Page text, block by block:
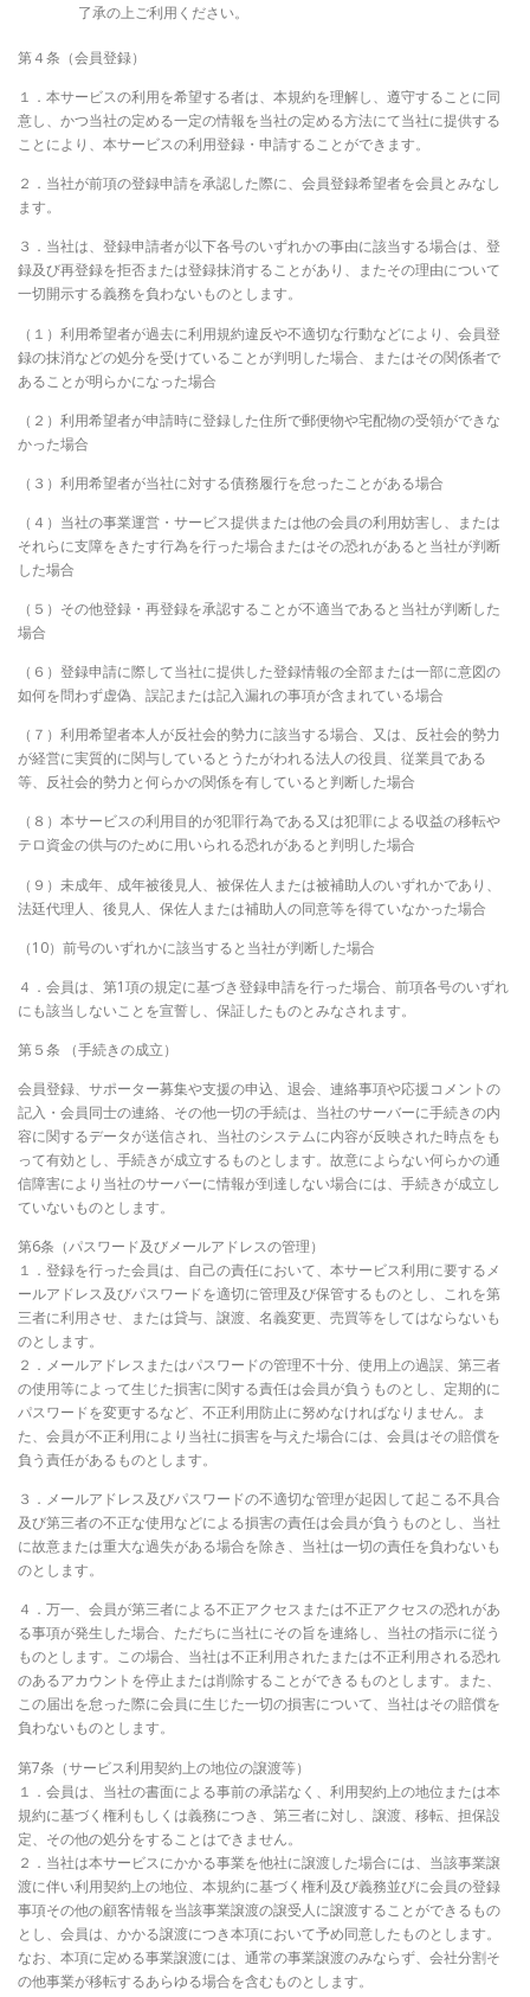
了承の上ご利用ください。
第４条（会員登録）
１．本サービスの利用を希望する者は、本規約を理解し、遵守することに同
意し、かつ当社の定める一定の情報を当社の定める方法にて当社に提供する
ことにより、本サービスの利用登録・申請することができます。
２．当社が前項の登録申請を承認した際に、会員登録希望者を会員とみなし
ます。
３．当社は、登録申請者が以下各号のいずれかの事由に該当する場合は、登
録及び再登録を拒否または登録抹消することがあり、またその理由について
一切開示する義務を負わないものとします。
（１）利用希望者が過去に利用規約違反や不適切な行動などにより、会員登
録の抹消などの処分を受けていることが判明した場合、またはその関係者で
あることが明らかになった場合
（２）利用希望者が申請時に登録した住所で郵便物や宅配物の受領ができな
かった場合
（３）利用希望者が当社に対する債務履行を怠ったことがある場合
（４）当社の事業運営・サービス提供または他の会員の利用妨害し、または
それらに支障をきたす行為を行った場合またはその恐れがあると当社が判断
した場合
（５）その他登録・再登録を承認することが不適当であると当社が判断した
場合
（６）登録申請に際して当社に提供した登録情報の全部または一部に意図の
如何を問わず虚偽、誤記または記入漏れの事項が含まれている場合
（７）利用希望者本人が反社会的勢力に該当する場合、又は、反社会的勢力
が経営に実質的に関与しているとうたがわれる法人の役員、従業員である
等、反社会的勢力と何らかの関係を有していると判断した場合
（８）本サービスの利用目的が犯罪行為である又は犯罪による収益の移転や
テロ資金の供与のために用いられる恐れがあると判明した場合
（９）未成年、成年被後見人、被保佐人または被補助人のいずれかであり、
法廷代理人、後見人、保佐人または補助人の同意等を得ていなかった場合
（10）前号のいずれかに該当すると当社が判断した場合
４．会員は、第1項の規定に基づき登録申請を行った場合、前項各号のいずれ
にも該当しないことを宣誓し、保証したものとみなされます。
第５条 （手続きの成立）
会員登録、サポーター募集や支援の申込、退会、連絡事項や応援コメントの
記入・会員同士の連絡、その他一切の手続は、当社のサーバーに手続きの内
容に関するデータが送信され、当社のシステムに内容が反映された時点をも
って有効とし、手続きが成立するものとします。故意によらない何らかの通
信障害により当社のサーバーに情報が到達しない場合には、手続きが成立し
ていないものとします。
第6条（パスワード及びメールアドレスの管理）
１．登録を行った会員は、自己の責任において、本サービス利用に要するメ
ールアドレス及びパスワードを適切に管理及び保管するものとし、これを第
三者に利用させ、または貸与、譲渡、名義変更、売買等をしてはならないも
のとします。
２．メールアドレスまたはパスワードの管理不十分、使用上の過誤、第三者
の使用等によって生じた損害に関する責任は会員が負うものとし、定期的に
パスワードを変更するなど、不正利用防止に努めなければなりません。ま
た、会員が不正利用により当社に損害を与えた場合には、会員はその賠償を
負う責任があるものとします。
３．メールアドレス及びパスワードの不適切な管理が起因して起こる不具合
及び第三者の不正な使用などによる損害の責任は会員が負うものとし、当社
に故意または重大な過失がある場合を除き、当社は一切の責任を負わないも
のとします。
４．万一、会員が第三者による不正アクセスまたは不正アクセスの恐れがあ
る事項が発生した場合、ただちに当社にその旨を連絡し、当社の指示に従う
ものとします。この場合、当社は不正利用されたまたは不正利用される恐れ
のあるアカウントを停止または削除することができるものとします。また、
この届出を怠った際に会員に生じた一切の損害について、当社はその賠償を
負わないものとします。
第7条（サービス利用契約上の地位の譲渡等）
１．会員は、当社の書面による事前の承諾なく、利用契約上の地位または本
規約に基づく権利もしくは義務につき、第三者に対し、譲渡、移転、担保設
定、その他の処分をすることはできません。
２．当社は本サービスにかかる事業を他社に譲渡した場合には、当該事業譲
渡に伴い利用契約上の地位、本規約に基づく権利及び義務並びに会員の登録
事項その他の顧客情報を当該事業譲渡の譲受人に譲渡することができるもの
とし、会員は、かかる譲渡につき本項において予め同意したものとします。
なお、本項に定める事業譲渡には、通常の事業譲渡のみならず、会社分割そ
の他事業が移転するあらゆる場合を含むものとします。